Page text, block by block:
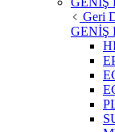
Geri
GENİŞ